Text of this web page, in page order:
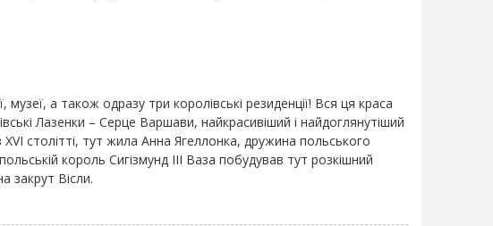
а також одразу три королівські резиденції! Вся ця краса
Лазенки – Серце Варшави, найкрасивіший і найдоглянутіший
XVI столітті, тут жила Анна Ягеллонка, дружина польського
король Сигізмунд III Ваза побудував тут розкішний
закрут Вісли.